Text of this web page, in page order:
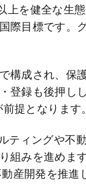
上を健全な生
際目標です。
構成され、保
登録も後押し
提となります
ティングや不
組みを進めま
産開発を推進